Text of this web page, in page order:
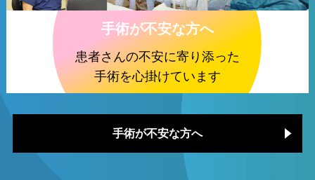
手術が不安な方へ
患者さんの不安に寄り添った
手術を心掛けています
手術が不安な方へ